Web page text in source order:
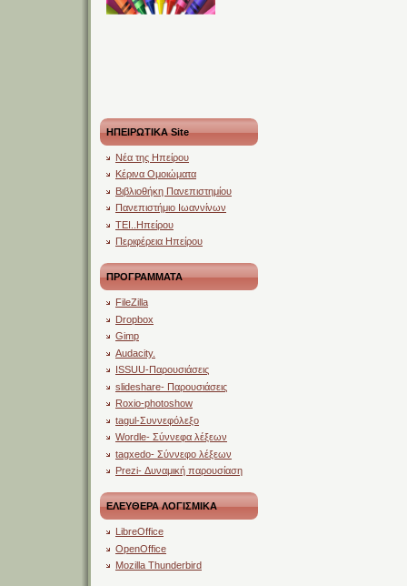
ΗΠΕΙΡΩΤΙΚΑ Site
Νέα της Ηπείρου
Κέρινα Ομοιώματα
Βιβλιοθήκη Πανεπιστημίου
Πανεπιστήμιο Ιωαννίνων
ΤΕΙ..Ηπείρου
Περιφέρεια Ηπείρου
ΠΡΟΓΡΑΜΜΑΤΑ
FileZilla
Dropbox
Gimp
Audacity.
ISSUU-Παρουσιάσεις
slideshare- Παρουσιάσεις
Roxio-photoshow
tagul-Συννεφόλεξο
Wordle- Σύννεφα λέξεων
tagxedo- Σύννεφο λέξεων
Prezi- Δυναμική παρουσίαση
ΕΛΕΥΘΕΡΑ ΛΟΓΙΣΜΙΚΑ
LibreOffice
OpenOffice
Mozilla Thunderbird